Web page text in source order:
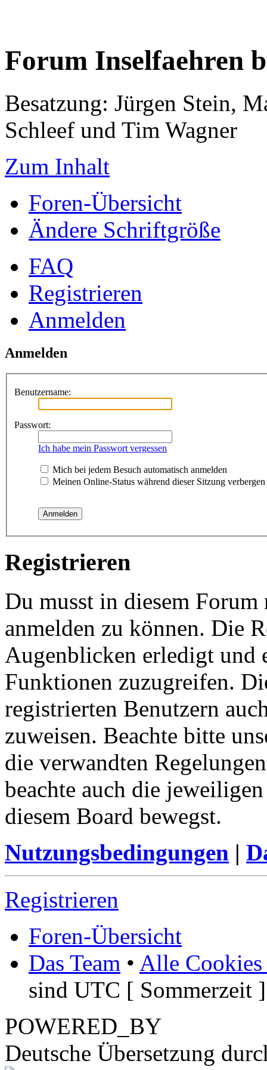
Forum Inselfaehren
Besatzung: Jürgen Stein,
Schleef und Tim Wagner
Zum Inhalt
Foren-Übersicht
Ändere Schriftgröße
FAQ
Registrieren
Anmelden
Anmelden
Benutzername:
Passwort:
Ich habe mein Passwort vergessen
Mich bei jedem Besuch automatisch anmelden
Meinen Online-Status während dieser Sitzung verbergen
Registrieren
Du musst in diesem
anmelden zu können. Die
Augenblicken erledigt und
Funktionen zuzugreifen.
registrierten Benutzern
zuweisen. Beachte bitte
die verwandten
beachte auch die
diesem Board bewegst.
Nutzungsbedingungen |
Registrieren
Foren-Übersicht
Das Team • Alle Cookies
sind UTC [ Sommerzeit ]
POWERED_BY
Deutsche Übersetzung